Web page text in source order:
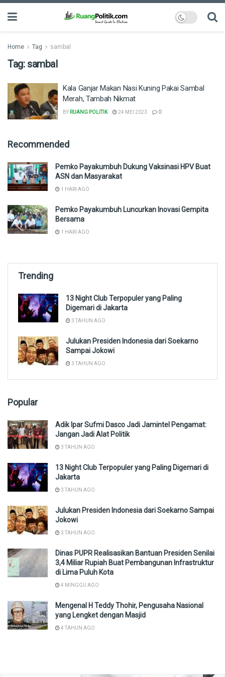
Home Tag sambal
Tag: sambal
Kala Ganjar Makan Nasi Kuning Pakai Sambal
Merah, Tambah Nikmat
BY RUANG POLITIK 24 MEI 2023 0
Recommended
Pemko Payakumbuh Dukung Vaksinasi HPV Buat
ASN dan Masyarakat
1 HARI AGO
Pemko Payakumbuh Luncurkan Inovasi Gempita
Bersama
1 HARI AGO
Trending
13 Night Club Terpopuler yang Paling
Digemari di Jakarta
3 TAHUN AGO
Julukan Presiden Indonesia dari Soekarno
Sampai Jokowi
3 TAHUN AGO
Popular
Adik Ipar Sufmi Dasco Jadi Jamintel Pengamat:
Jangan Jadi Alat Politik
3 TAHUN AGO
13 Night Club Terpopuler yang Paling Digemari di
Jakarta
3 TAHUN AGO
Julukan Presiden Indonesia dari Soekarno Sampai
Jokowi
3 TAHUN AGO
Dinas PUPR Realisasikan Bantuan Presiden Senilai
3,4 Miliar Rupiah Buat Pembangunan Infrastruktur
di Lima Puluh Kota
4 MINGGU AGO
Mengenal H Teddy Thohir, Pengusaha Nasional
yang Lengket dengan Masjid
4 TAHUN AGO